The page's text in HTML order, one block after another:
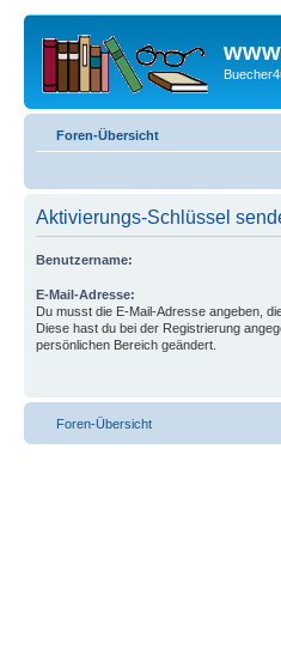
Foren-Übersicht
Aktivierungs-Schlüssel
Benutzername:
E-Mail-Adresse:
Du musst die E-Mail-Adresse angeben,
Diese hast du bei der Registrierung
persönlichen Bereich geändert.
Foren-Übersicht